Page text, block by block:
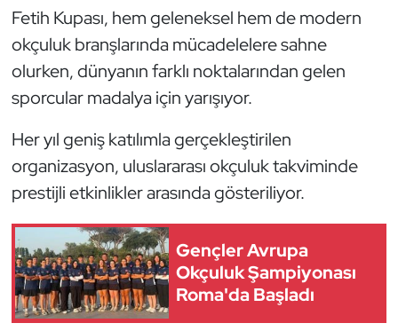
Fetih Kupası, hem geleneksel hem de modern
okçuluk branşlarında mücadelelere sahne
olurken, dünyanın farklı noktalarından gelen
sporcular madalya için yarışıyor.
Her yıl geniş katılımla gerçekleştirilen
organizasyon, uluslararası okçuluk takviminde
prestijli etkinlikler arasında gösteriliyor.
Gençler Avrupa
Okçuluk Şampiyonası
Roma'da Başladı
Golf
Güreş
Halter
Hava Sporları
Hentbol
İşitme Engelli Sporcular
Judo ve Kuraş